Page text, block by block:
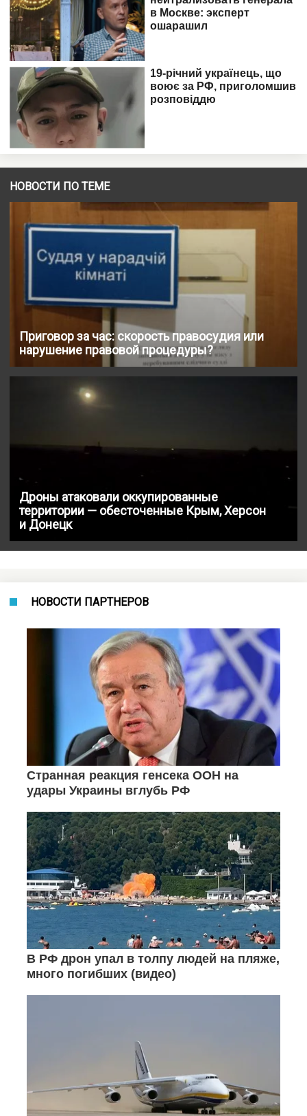
НОВОСТИ ПО ТЕМЕ
Приговор за час: скорость правосудия или
нарушение правовой процедуры?
Дроны атаковали оккупированные
территории — обесточенные Крым, Херсон
и Донецк
НОВОСТИ ПАРТНЕРОВ